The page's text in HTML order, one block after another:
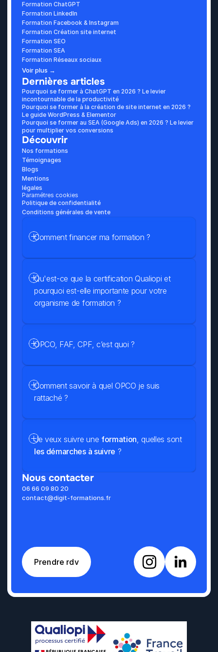
Formation ChatGPT
Formation LinkedIn
Formation Facebook & Instagram
Formation Création site internet
Formation SEO
Formation SEA
Formation Réseaux sociaux
Voir plus →
Dernières articles
Pourquoi se former à ChatGPT en 2026 ? Le levier
incontournable de la productivité
Pourquoi se former à la création de site internet en 2026 ?
Le guide WordPress & Elementor
Pourquoi se former au SEA (Google Ads) en 2026 ? Le levier
pour multiplier vos conversions
Découvrir
Nos formations
Témoignages
Blogs
Mentions
légales
Paramétres cookies
Politique de confidentialité
Conditions générales de vente
Nous contacter
06 66 09 80 20
contact@digit-formations.fr
Qu'est-ce que la certification Qualiopi et
pourquoi est-elle importante pour votre
organisme de formation ?
Comment savoir à quel OPCO je suis
rattaché ?
Je veux suivre une formation
, quelles sont
les démarches à suivre ?
Comment financer ma formation ?
OPCO, FAF, CPF, c’est quoi ?
Prendre rdv